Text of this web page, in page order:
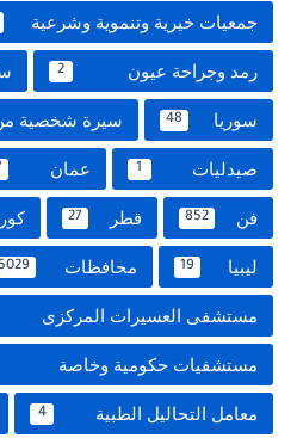
جمعيات خيرية وتنموية وشرعية
رمد وجراحة عيون 2
سوريا 48 سيرة شخصية
صيدليات 1 عمان
فن 852 قطر 27
ليبيا 19 محافظات 5029
مستشفى العسيرات المركزى
مستشفيات حكومية وخاصة
معامل التحاليل الطبية 4